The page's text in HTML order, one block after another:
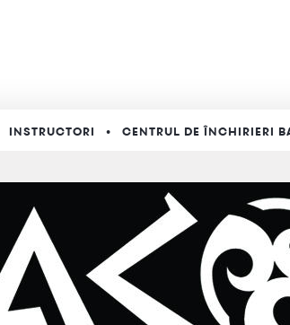
INSTRUCTORI CENTRUL DE ÎNCHIRIERI